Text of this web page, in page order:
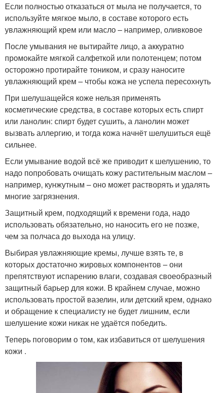
Если полностью отказаться от мыла не получается, то
используйте мягкое мыло, в составе которого есть
увлажняющий крем или масло – например, оливковое
После умывания не вытирайте лицо, а аккуратно
промокайте мягкой салфеткой или полотенцем; потом
осторожно протирайте тоником, и сразу наносите
увлажняющий крем – чтобы кожа не успела пересохнуть
При шелушащейся коже нельзя применять
косметические средства, в составе которых есть спирт
или ланолин: спирт будет сушить, а ланолин может
вызвать аллергию, и тогда кожа начнёт шелушиться ещё
сильнее.
Если умывание водой всё же приводит к шелушению, то
надо попробовать очищать кожу растительным маслом –
например, кунжутным – оно может растворять и удалять
многие загрязнения.
Защитный крем, подходящий к времени года, надо
использовать обязательно, но наносить его не позже,
чем за полчаса до выхода на улицу.
Выбирая увлажняющие кремы, лучше взять те, в
которых достаточно жировых компонентов – они
препятствуют испарению влаги, создавая своеобразный
защитный барьер для кожи. В крайнем случае, можно
использовать простой вазелин, или детский крем, однако
и обращение к специалисту не будет лишним, если
шелушение кожи никак не удаётся победить.
Теперь поговорим о том, как избавиться от шелушения
кожи .